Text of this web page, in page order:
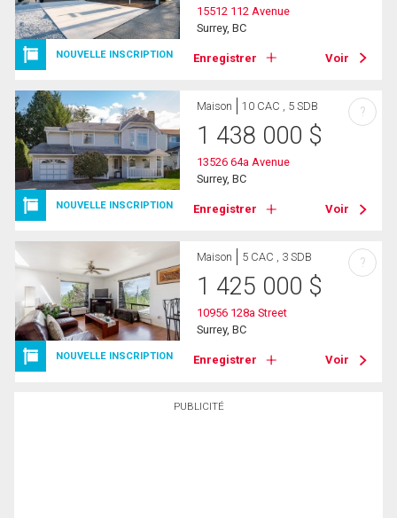
PUBLICITÉ
NOUVELLE INSCRIPTION
15512 112 Avenue
Surrey, BC
Enregistrer Voir
NOUVELLE INSCRIPTION
Maison 10 CAC , 5 SDB
1 438 000 $
13526 64a Avenue
Surrey, BC
Enregistrer Voir
?
NOUVELLE INSCRIPTION
Maison 5 CAC , 3 SDB
1 425 000 $
10956 128a Street
Surrey, BC
Enregistrer Voir
?